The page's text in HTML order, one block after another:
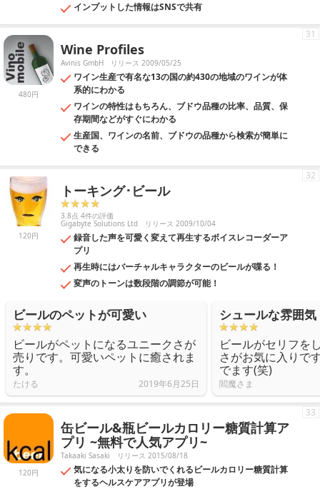
インプットした情報はSNSで共有
480円
Wine Profiles
Avinis GmbH リリース 2009/05/25
ワイン生産で有名な13の国の約430の地域のワインが体
系的にわかる
ワインの特性はもちろん、ブドウ品種の比率、品質、保
存期間などがすぐにわかる
生産国、ワインの名前、ブドウの品種から検索が簡単に
できる
31
120円
トーキング･ビール
3.8点 4件の評価
Gigabyte Solutions Ltd リリース 2009/10/04
録音した声を可愛く変えて再生するボイスレコーダーア
プリ
再生時にはバーチャルキャラクターのビールが喋る！
変声のトーンは数段階の調節が可能！
32
ビールのペットが可愛い
ビールがペットになるユニークさが
売りです。可愛いペットに癒されま
す。
たける 2019年6月25日
シュールな雰囲気
ビールがセリフを
さがお気に入りで
でます(笑)
閻魔さま
120円
缶ビール&瓶ビールカロリー糖質計算ア
プリ ~無料で人気アプリ~
Takaaki Sasaki リリース 2015/08/18
気になる小太りを防いでくれるビールカロリー糖質計算
をするヘルスケアアプリが登場
33